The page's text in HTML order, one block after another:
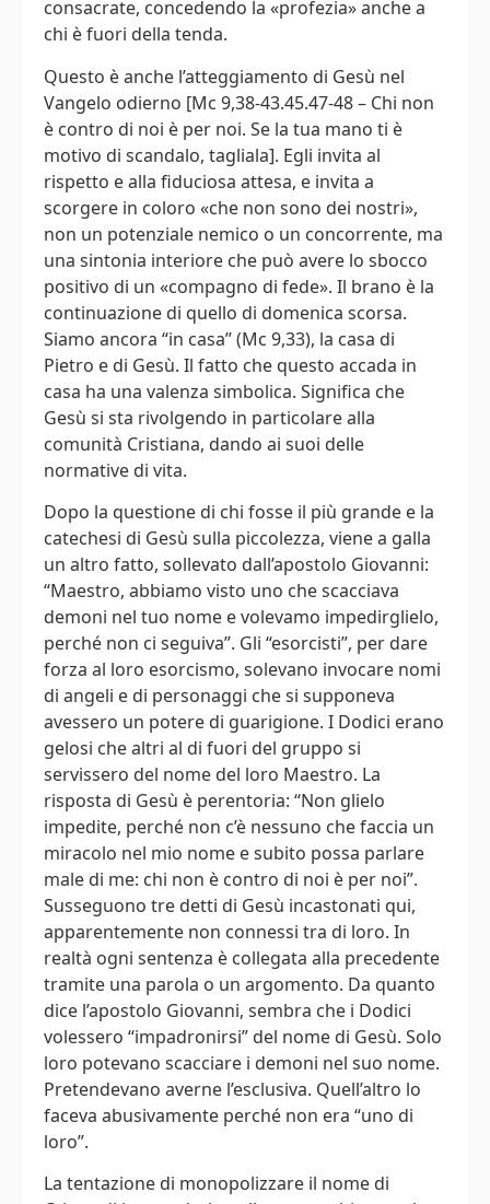
consacrate, concedendo la «profezia» anche a
chi è fuori della tenda.
Questo è anche l’atteggiamento di Gesù nel
Vangelo odierno [Mc 9,38-43.45.47-48 – Chi non
è contro di noi è per noi. Se la tua mano ti è
motivo di scandalo, tagliala]. Egli invita al
rispetto e alla fiduciosa attesa, e invita a
scorgere in coloro «che non sono dei nostri»,
non un potenziale nemico o un concorrente, ma
una sintonia interiore che può avere lo sbocco
positivo di un «compagno di fede». Il brano è la
continuazione di quello di domenica scorsa.
Siamo ancora “in casa” (Mc 9,33), la casa di
Pietro e di Gesù. Il fatto che questo accada in
casa ha una valenza simbolica. Significa che
Gesù si sta rivolgendo in particolare alla
comunità Cristiana, dando ai suoi delle
normative di vita.
Dopo la questione di chi fosse il più grande e la
catechesi di Gesù sulla piccolezza, viene a galla
un altro fatto, sollevato dall’apostolo Giovanni:
“Maestro, abbiamo visto uno che scacciava
demoni nel tuo nome e volevamo impedirglielo,
perché non ci seguiva”. Gli “esorcisti”, per dare
forza al loro esorcismo, solevano invocare nomi
di angeli e di personaggi che si supponeva
avessero un potere di guarigione. I Dodici erano
gelosi che altri al di fuori del gruppo si
servissero del nome del loro Maestro. La
risposta di Gesù è perentoria: “Non glielo
impedite, perché non c’è nessuno che faccia un
miracolo nel mio nome e subito possa parlare
male di me: chi non è contro di noi è per noi”.
Susseguono tre detti di Gesù incastonati qui,
apparentemente non connessi tra di loro. In
realtà ogni sentenza è collegata alla precedente
tramite una parola o un argomento. Da quanto
dice l’apostolo Giovanni, sembra che i Dodici
volessero “impadronirsi” del nome di Gesù. Solo
loro potevano scacciare i demoni nel suo nome.
Pretendevano averne l’esclusiva. Quell’altro lo
faceva abusivamente perché non era “uno di
loro”.
La tentazione di monopolizzare il nome di